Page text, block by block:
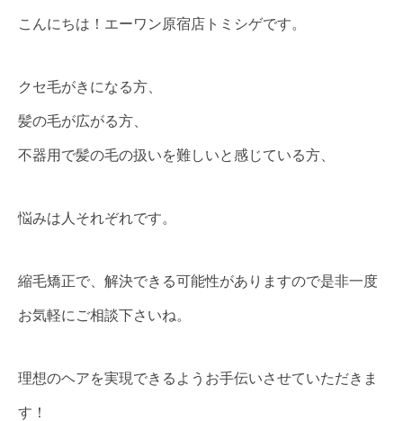
こんにちは！エーワン原宿店トミシゲです。
クセ毛がきになる方、
髪の毛が広がる方、
不器用で髪の毛の扱いを難しいと感じている方、
悩みは人それぞれです。
縮毛矯正で、解決できる可能性がありますので是非一度
お気軽にご相談下さいね。
理想のヘアを実現できるようお手伝いさせていただきま
す！